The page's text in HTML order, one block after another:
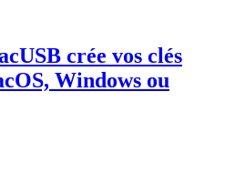
crée vos clés
Windows ou